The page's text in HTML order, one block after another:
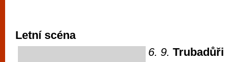
Letní scéna
6. 9. Trubadůři